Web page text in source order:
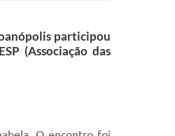
participou
(Associação das